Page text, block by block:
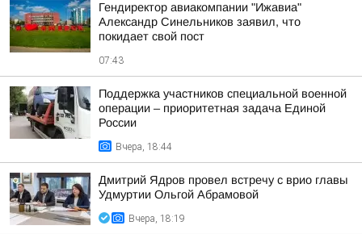
Гендиректор авиакомпании "Ижавиа"
Александр Синельников заявил, что
покидает свой пост
07:43
Поддержка участников специальной военной
операции – приоритетная задача Единой
России
Вчера, 18:44
Дмитрий Ядров провел встречу с врио главы
Удмуртии Ольгой Абрамовой
Вчера, 18:19